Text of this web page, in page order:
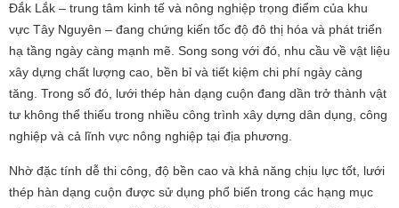
Đắk Lắk – trung tâm kinh tế và nông nghiệp trọng điểm của khu
vực Tây Nguyên – đang chứng kiến tốc độ đô thị hóa và phát triển
hạ tầng ngày càng mạnh mẽ. Song song với đó, nhu cầu về vật liệu
xây dựng chất lượng cao, bền bỉ và tiết kiệm chi phí ngày càng
tăng. Trong số đó, lưới thép hàn dạng cuộn đang dần trở thành vật
tư không thể thiếu trong nhiều công trình xây dựng dân dụng, công
nghiệp và cả lĩnh vực nông nghiệp tại địa phương.
Nhờ đặc tính dễ thi công, độ bền cao và khả năng chịu lực tốt, lưới
thép hàn dạng cuộn được sử dụng phổ biến trong các hạng mục